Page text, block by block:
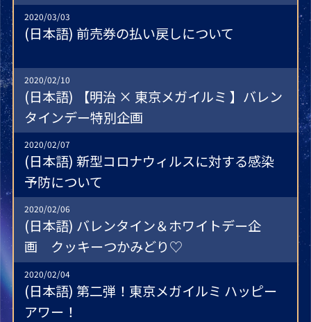
2020/03/03
(日本語) 前売券の払い戻しについて
2020/02/10
(日本語) 【明治 × 東京メガイルミ 】バレン
タインデー特別企画
2020/02/07
(日本語) 新型コロナウィルスに対する感染
予防について
2020/02/06
(日本語) バレンタイン＆ホワイトデー企
画 クッキーつかみどり♡
2020/02/04
(日本語) 第二弾！東京メガイルミ ハッピー
アワー！